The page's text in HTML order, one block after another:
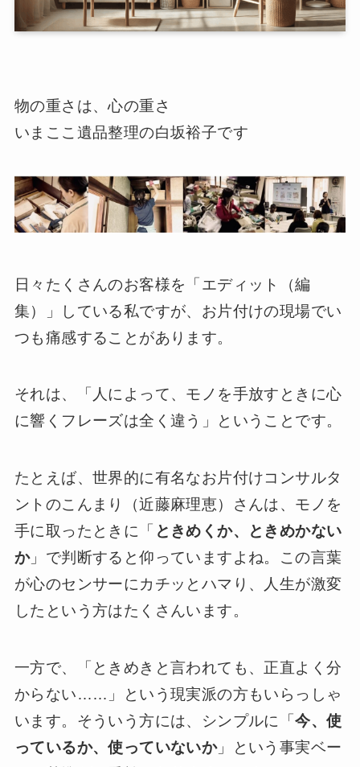
物の重さは、心の重さ
いまここ遺品整理の白坂裕子です
日々たくさんのお客様を「エディット（編
集）」している私ですが、お片付けの現場でい
つも痛感することがあります。
それは、「人によって、モノを手放すときに心
に響くフレーズは全く違う」ということです。
たとえば、世界的に有名なお片付けコンサルタ
ントのこんまり（近藤麻理恵）さんは、モノを
手に取ったときに「 ときめくか、ときめかない
か」で判断すると仰っていますよね。この言葉
が心のセンサーにカチッとハマり、人生が激変
したという方はたくさんいます。
一方で、「ときめきと言われても、正直よく分
からない……」という現実派の方もいらっしゃ
います。そういう方には、シンプルに「今、使
っているか、使っていないか」という事実ベー